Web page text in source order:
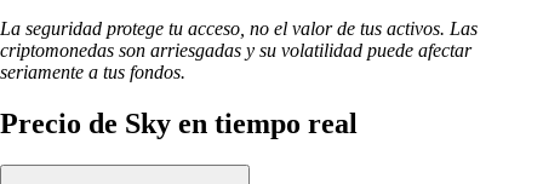
La seguridad protege tu acceso, no el valor de tus activos. Las
criptomonedas son arriesgadas y su volatilidad puede afectar
seriamente a tus fondos.
Precio de Sky en tiempo real